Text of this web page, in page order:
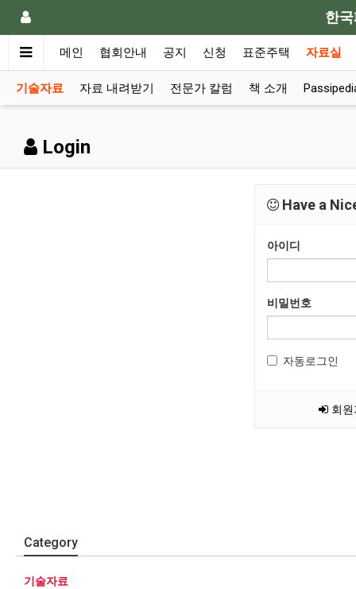
한
메인 협회안내 공지 신청 표준주택 자료실
기술자료 자료 내려받기 전문가 칼럼 책 소개
Login
Have a
아이디
비밀번호
자동로그인
회원
Category
기술자료